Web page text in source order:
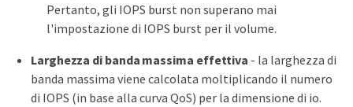
Pertanto, gli IOPS burst non superano mai
l'impostazione di IOPS burst per il volume.
Larghezza di banda massima effettiva - la larghezza di
banda massima viene calcolata moltiplicando il numero
di IOPS (in base alla curva QoS) per la dimensione di io.